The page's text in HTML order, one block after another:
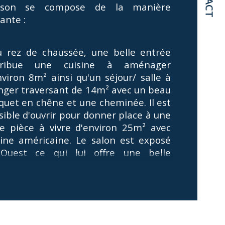
de pièces
de niveaux
salle de bains
se compose de la manière
:
rez de chaussée, une belle entrée
une cuisine à aménager
8m² ainsi qu'un séjour/ salle à
traversant de 14m² avec un beau
en chêne et une cheminée. Il est
d'ouvrir pour donner place à une
pièce à vivre d'environ 25m² avec
américaine. Le salon est exposé
Ouest ce qui lui offre une belle
1er étage : un palier dessert deux